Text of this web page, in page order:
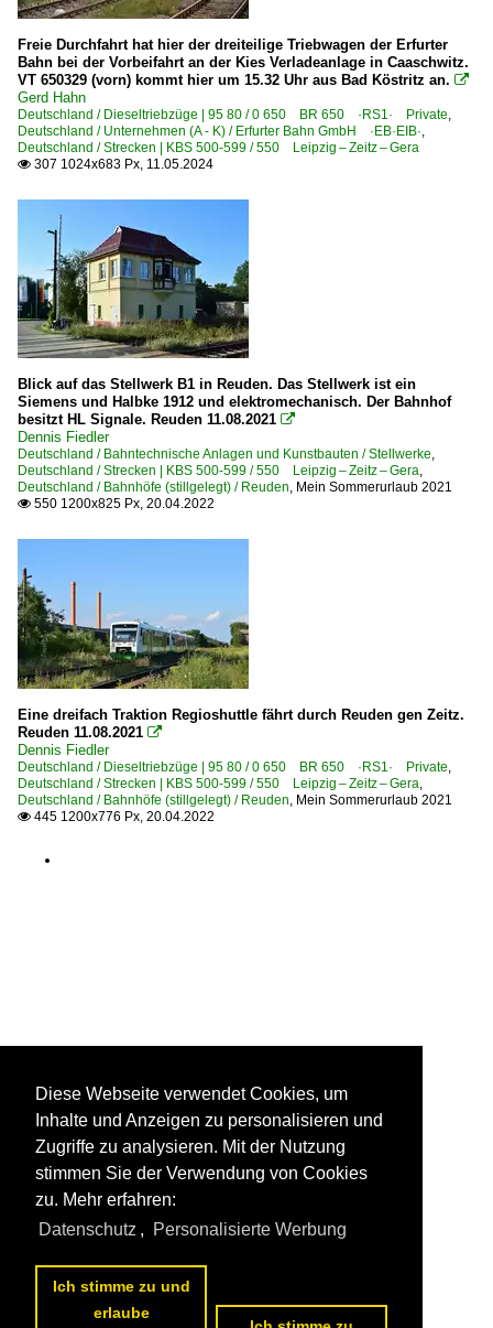
Freie Durchfahrt hat hier der dreiteilige Triebwagen der Erfurter
Bahn bei der Vorbeifahrt an der Kies Verladeanlage in Caaschwitz.
VT 650329 (vorn) kommt hier um 15.32 Uhr aus Bad Köstritz an. 
Gerd Hahn
Deutschland / Dieseltriebzüge | 95 80 / 0 650 BR 650 ·RS1· Private,
Deutschland / Unternehmen (A - K) / Erfurter Bahn GmbH ·EB·EIB·,
Deutschland / Strecken | KBS 500-599 / 550 Leipzig – Zeitz – Gera
 307 1024x683 Px, 11.05.2024
Blick auf das Stellwerk B1 in Reuden. Das Stellwerk ist ein
Siemens und Halbke 1912 und elektromechanisch. Der Bahnhof
besitzt HL Signale. Reuden 11.08.2021 
Dennis Fiedler
Deutschland / Bahntechnische Anlagen und Kunstbauten / Stellwerke,
Deutschland / Strecken | KBS 500-599 / 550 Leipzig – Zeitz – Gera,
Deutschland / Bahnhöfe (stillgelegt) / Reuden, Mein Sommerurlaub 2021
 550 1200x825 Px, 20.04.2022
Eine dreifach Traktion Regioshuttle fährt durch Reuden gen Zeitz.
Reuden 11.08.2021 
Dennis Fiedler
Deutschland / Dieseltriebzüge | 95 80 / 0 650 BR 650 ·RS1· Private,
Deutschland / Strecken | KBS 500-599 / 550 Leipzig – Zeitz – Gera,
Deutschland / Bahnhöfe (stillgelegt) / Reuden, Mein Sommerurlaub 2021
 445 1200x776 Px, 20.04.2022
Diese Webseite verwendet Cookies, um
Inhalte und Anzeigen zu personalisieren und
Zugriffe zu analysieren. Mit der Nutzung
stimmen Sie der Verwendung von Cookies
zu. Mehr erfahren:
Datenschutz , Personalisierte Werbung
Ich stimme zu und
erlaube